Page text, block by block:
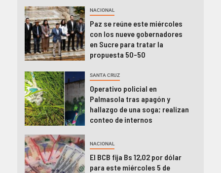
NACIONAL
Paz se reúne este miércoles
con los nueve gobernadores
en Sucre para tratar la
propuesta 50-50
SANTA CRUZ
Operativo policial en
Palmasola tras apagón y
hallazgo de una soga; realizan
conteo de internos
NACIONAL
El BCB fija Bs 12,02 por dólar
para este miércoles 5 de